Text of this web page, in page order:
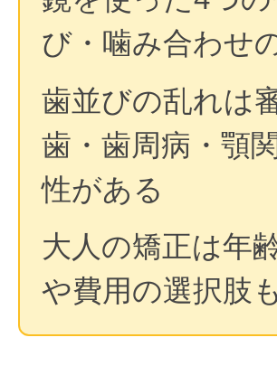
び・噛み合わせ
歯並びの乱れは
歯・歯周病・顎
性がある
大人の矯正は年
や費用の選択肢